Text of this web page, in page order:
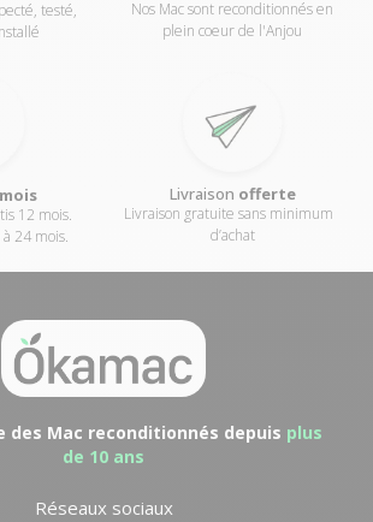
testé,
Nos Mac sont reconditionnés en
plein coeur de l'Anjou
12 mois.
24 mois.
Livraison offerte
Livraison gratuite sans minimum
d’achat
des Mac reconditionnés depuis plus
de 10 ans
Réseaux sociaux